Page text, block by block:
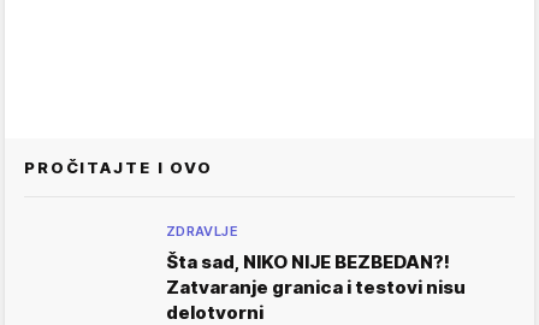
PROČITAJTE I OVO
ZDRAVLJE
Šta sad, NIKO NIJE BEZBEDAN?!
Zatvaranje granica i testovi nisu
delotvorni